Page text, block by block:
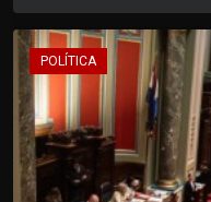
POLÍTICA